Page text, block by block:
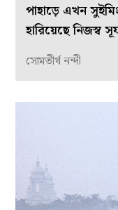
পাহাড়ে এখন
হারিয়েছে নিজস্ব
সোমতীর্থ নন্দী